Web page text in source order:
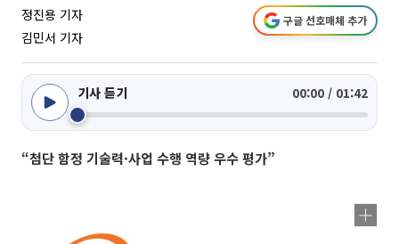
정진용 기자
김민서 기자
구글 선호매체 추가
기사 듣기 00:00 / 01:42
“첨단 함정 기술력·사업 수행 역량 우수 평가”